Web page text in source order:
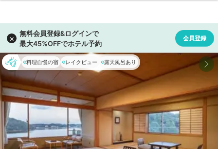
料理自慢の宿 レイクビュー 露天風呂あり